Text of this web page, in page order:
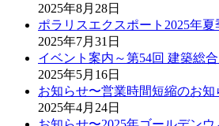
2025年8月28日
ポラリスエクスポート2025年
2025年7月31日
イベント案内～第54回 建築総
2025年5月16日
お知らせ〜営業時間短縮のお知
2025年4月24日